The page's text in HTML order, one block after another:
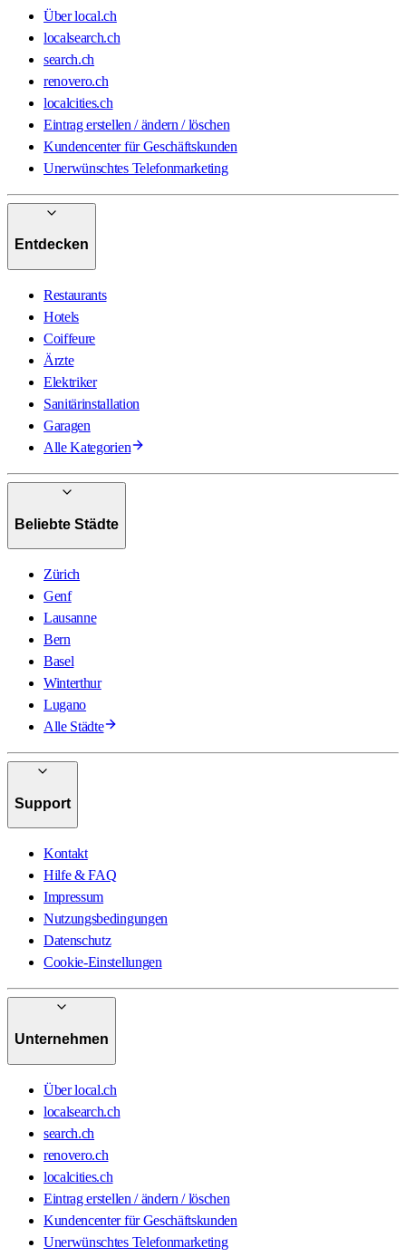
Über local.ch
localsearch.ch
search.ch
renovero.ch
localcities.ch
Eintrag erstellen / ändern / löschen
Kundencenter für Geschäftskunden
Unerwünschtes Telefonmarketing
Entdecken
Restaurants
Hotels
Coiffeure
Ärzte
Elektriker
Sanitärinstallation
Garagen
Alle Kategorien
Beliebte Städte
Zürich
Genf
Lausanne
Bern
Basel
Winterthur
Lugano
Alle Städte
Support
Kontakt
Hilfe & FAQ
Impressum
Nutzungsbedingungen
Datenschutz
Cookie-Einstellungen
Unternehmen
Über local.ch
localsearch.ch
search.ch
renovero.ch
localcities.ch
Eintrag erstellen / ändern / löschen
Kundencenter für Geschäftskunden
Unerwünschtes Telefonmarketing